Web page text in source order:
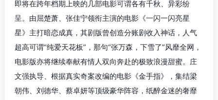
即将在跨年档期上映的几部电影可谓各有千秋、异彩纷
呈。由屈楚萧、张佳宁领衔主演的电影《一闪一闪亮星
星》主打暗恋成真，其剧版曾创造分账剧收入神话，人气
超高可谓“纯爱天花板”，那句“张万森，下雪了”风靡全网，
电影版亦将继续奉献有情人双向奔赴的极致浪漫甜蜜。庄
文强执导、根据真实奇案改编的电影《金手指》，集结梁
朝伟、刘德华、蔡卓妍等顶级豪华阵容，纸醉金迷的奢靡